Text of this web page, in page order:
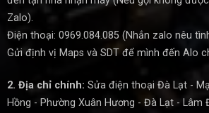
Zalo).
Điện thoại: 0969.084.085 (Nhắn zalo nêu
Gửi định vị Maps và SDT để mình đến Alo
2. Địa chỉ chính: Sửa điện thoại Đà Lạt -
Hồng - Phường Xuân Hương - Đà Lạt - Lâm